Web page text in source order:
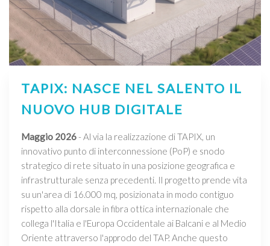
TAPIX: NASCE NEL SALENTO IL
NUOVO HUB DIGITALE
Maggio 2026- Al via la realizzazione di TAPIX, un
innovativo punto di interconnessione (PoP) e snodo
strategico di rete situato in una posizione geografica e
infrastrutturale senza precedenti. Il progetto prende vita
su un'area di 16.000 mq, posizionata in modo contiguo
rispetto alla dorsale in fibra ottica internazionale che
collega l'Italia e l'Europa Occidentale ai Balcani e al Medio
Oriente attraverso l'approdo del TAP. Anche questo